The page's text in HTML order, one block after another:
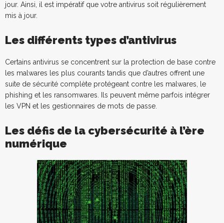
jour. Ainsi, il est impératif que votre antivirus soit régulièrement
mis à jour.
Les différents types d’antivirus
Certains antivirus se concentrent sur la protection de base contre
les malwares les plus courants tandis que d’autres offrent une
suite de sécurité complète protégeant contre les malwares, le
phishing et les ransomwares. Ils peuvent même parfois intégrer
les VPN et les gestionnaires de mots de passe.
Les défis de la cybersécurité à l’ère
numérique